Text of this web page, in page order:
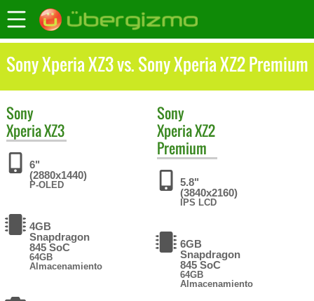
Sony Xperia XZ3 vs. Sony Xperia XZ2 Premium
Sony
Xperia XZ3
6"
(2880x1440)
P-OLED
4GB
Snapdragon
845 SoC
64GB
Almacenamiento
Sony
Xperia XZ2
Premium
5.8"
(3840x2160)
IPS LCD
6GB
Snapdragon
845 SoC
64GB
Almacenamiento